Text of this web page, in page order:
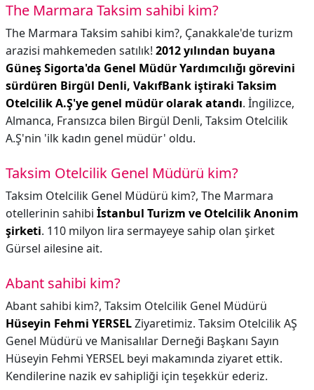
The Marmara Taksim sahibi kim?
The Marmara Taksim sahibi kim?, Çanakkale'de turizm
arazisi mahkemeden satılık! 2012 yılından buyana
Güneş Sigorta'da Genel Müdür Yardımcılığı görevini
sürdüren Birgül Denli, VakıfBank iştiraki Taksim
Otelcilik A.Ş'ye genel müdür olarak atandı. İngilizce,
Almanca, Fransızca bilen Birgül Denli, Taksim Otelcilik
A.Ş'nin 'ilk kadın genel müdür' oldu.
Taksim Otelcilik Genel Müdürü kim?
Taksim Otelcilik Genel Müdürü kim?, The Marmara
otellerinin sahibi İstanbul Turizm ve Otelcilik Anonim
şirketi. 110 milyon lira sermayeye sahip olan şirket
Gürsel ailesine ait.
Abant sahibi kim?
Abant sahibi kim?, Taksim Otelcilik Genel Müdürü
Hüseyin Fehmi YERSELZiyaretimiz. Taksim Otelcilik AŞ
Genel Müdürü ve Manisalılar Derneği Başkanı Sayın
Hüseyin Fehmi YERSEL beyi makamında ziyaret ettik.
Kendilerine nazik ev sahipliği için teşekkür ederiz.